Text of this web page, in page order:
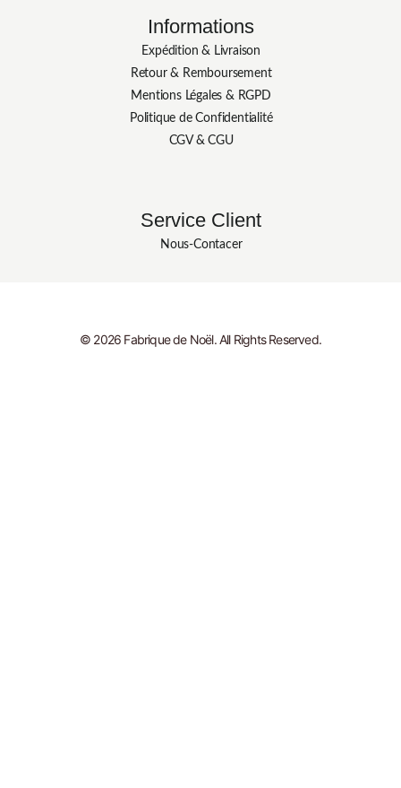
Informations
Expédition & Livraison
Retour & Remboursement
Mentions Légales & RGPD
Politique de Confidentialité
CGV & CGU
Service Client
Nous-Contacer
© 2026 Fabrique de Noël. All Rights Reserved.